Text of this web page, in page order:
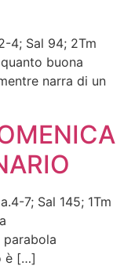
4; Sal 94; 2Tm
quanto buona
narra di un
7; Sal 145; 1Tm
parabola
è […]